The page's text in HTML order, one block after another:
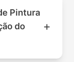
Pintura
do
+